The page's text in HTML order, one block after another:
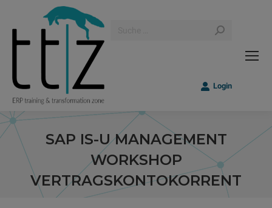
Login
SAP IS-U MANAGEMENT
WORKSHOP
VERTRAGSKONTOKORRENT
Sie befinden sich hier: